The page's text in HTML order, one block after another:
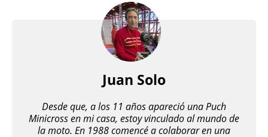
Juan Solo
Desde que, a los 11 años apareció una Puch
Minicross en mi casa, estoy vinculado al mundo de
la moto. En 1988 comencé a colaborar en una